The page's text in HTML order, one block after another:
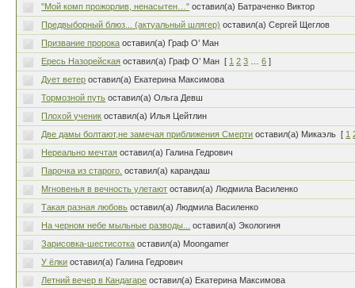
"Мой комп прожорлив, ненасытен…" оставил(а) Батраченко Виктор
Предвыборный блюз... (актуальный шлягер) оставил(а) Сергей Щеглов
Призвание пророка оставил(а) Граф О’ Ман
Ересь Назорейская оставил(а) Граф О’ Ман [ 1 2 3 …6 ]
Дует ветер оставил(а) Екатерина Максимова
Тормозной путь оставил(а) Ольга Девш
Плохой ученик оставил(а) Илья Цейтлин
Две дамы болтают,не замечая приближения Смерти оставил(а) Микаэль [ 1
Нереально мечтая оставил(а) Галина Гедрович
Парочка из старого. оставил(а) карандаш
Мгновенья в вечность улетают оставил(а) Людмила Василенко
Такая разная любовь оставил(а) Людмила Василенко
На черном небе мыльные разводы...
оставил(а) Экологиня
Зарисовка-шестисотка оставил(а) Moongamer
У ёлки оставил(а) Галина Гедрович
Летний вечер в Кандагаре оставил(а) Екатерина Максимова